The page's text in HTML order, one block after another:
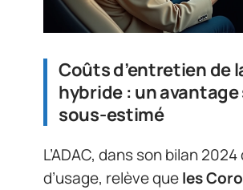
Coûts d’entretien de
hybride : un
sous-estimé
L’ADAC, dans son bilan
d’usage, relève queles